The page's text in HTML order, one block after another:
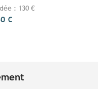
: 130 €
€